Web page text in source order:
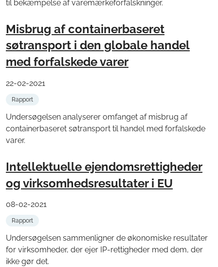
til bekæmpelse af varemærkeforfalskninger.
Misbrug af containerbaseret
søtransport i den globale handel
med forfalskede varer
22-02-2021
Rapport
Undersøgelsen analyserer omfanget af misbrug af
containerbaseret søtransport til handel med forfalskede
varer.
Intellektuelle ejendomsrettigheder
og virksomhedsresultater i EU
08-02-2021
Rapport
Undersøgelsen sammenligner de økonomiske resultater
for virksomheder, der ejer IP-rettigheder med dem, der
ikke gør det.